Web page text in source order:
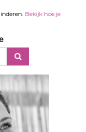
Bekijk hoe je